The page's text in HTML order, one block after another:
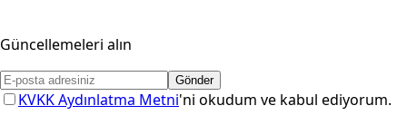
Güncellemeleri alın
Gönder
KVKK Aydınlatma Metni'ni okudum ve kabul ediyorum.